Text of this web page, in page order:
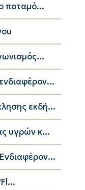
ποταμό...
εκδή...
υγρών κ...